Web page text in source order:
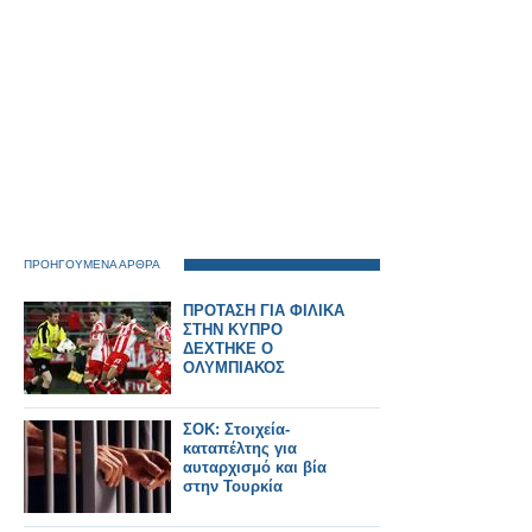
ΠΡΟΗΓΟΥΜΕΝΑ ΑΡΘΡΑ
ΠΡΟΤΑΣΗ ΓΙΑ ΦΙΛΙΚΑ
ΣΤΗΝ ΚΥΠΡΟ
ΔΕΧΤΗΚΕ Ο
ΟΛΥΜΠΙΑΚΟΣ
ΣΟΚ: Στοιχεία-
καταπέλτης για
αυταρχισμό και βία
στην Τουρκία